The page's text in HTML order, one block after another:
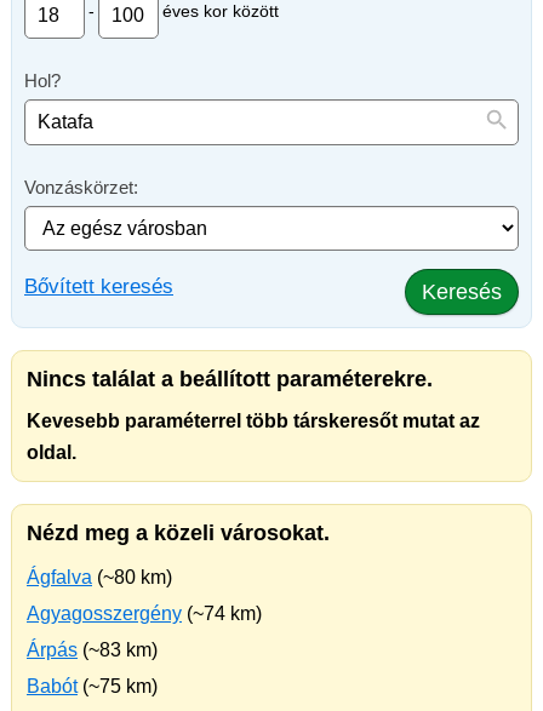
- éves kor között
Hol?
Vonzáskörzet:
Bővített keresés Keresés
Nincs találat a beállított paraméterekre.
Kevesebb paraméterrel több társkeresőt mutat az
oldal.
Nézd meg a közeli városokat.
Ágfalva (~80 km)
Agyagosszergény (~74 km)
Árpás (~83 km)
Babót(~75 km)